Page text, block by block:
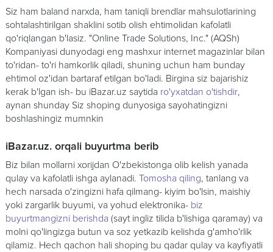
Siz ham baland narxda, ham taniqli brendlar mahsulotlarining
sohtalashtirilgan shaklini sotib olish ehtimolidan kafolatli
qo'riqlangan b'lasiz. "Online Trade Solutions, Inc." (AQSh)
Kompaniyasi dunyodagi eng mashxur internet magazinlar bilan
to'ridan- to'ri hamkorlik qiladi, shuning uchun ham bunday
ehtimol oz'idan bartaraf etilgan bo'ladi. Birgina siz bajarishiz
kerak b'lgan ish- bu iBazar.uz saytida ro'yxatdan o'tishdir,
aynan shunday Siz shoping dunyosiga sayohatingizni
boshlashingiz mumnkin
iBazar.uz. orqali buyurtma berib
Biz bilan mollarni xorijdan O'zbekistonga olib kelish yanada
qulay va kafolatli ishga aylanadi. Tomosha qiling, tanlang va
hech narsada o'zingizni hafa qilmang- kiyim bo'lsin, maishiy
yoki zargarlik buyumi, va yohud elektronika- biz
buyurtmangizni berishda (sayt ingliz tilida b'lishiga qaramay) va
molni qo'lingizga butun va soz yetkazib kelishda g'amho'rlik
qilamiz. Hech qachon hali shoping bu qadar qulay va kayfiyatli